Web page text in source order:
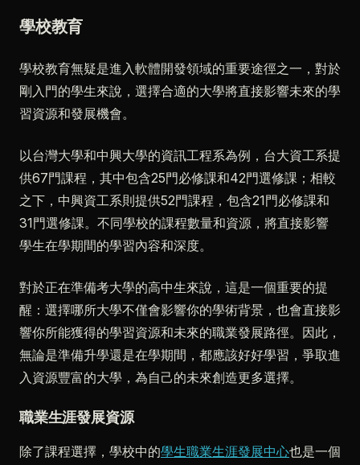
學校教育
學校教育無疑是進入軟體開發領域的重要途徑之一，對於
剛入門的學生來說，選擇合適的大學將直接影響未來的學
習資源和發展機會。
以台灣大學和中興大學的資訊工程系為例，台大資工系提
供67門課程，其中包含25門必修課和42門選修課；相較
之下，中興資工系則提供52門課程，包含21門必修課和
31門選修課。不同學校的課程數量和資源，將直接影響
學生在學期間的學習內容和深度。
對於正在準備考大學的高中生來說，這是一個重要的提
醒：選擇哪所大學不僅會影響你的學術背景，也會直接影
響你所能獲得的學習資源和未來的職業發展路徑。因此，
無論是準備升學還是在學期間，都應該好好學習，爭取進
入資源豐富的大學，為自己的未來創造更多選擇。
職業生涯發展資源
除了課程選擇，學校中的學生職業生涯發展中心也是一個